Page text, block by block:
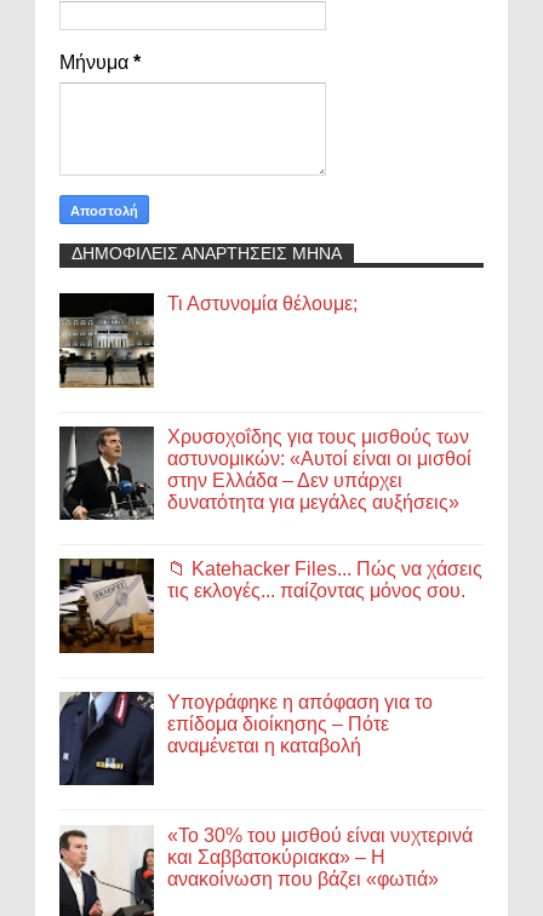
Μήνυμα *
ΔΗΜΟΦΙΛΕΙΣ ΑΝΑΡΤΗΣΕΙΣ ΜΗΝΑ
Τι Αστυνομία θέλουμε;
Χρυσοχοΐδης για τους μισθούς των
αστυνομικών: «Αυτοί είναι οι μισθοί
στην Ελλάδα – Δεν υπάρχει
δυνατότητα για μεγάλες αυξήσεις»
📁 Katehacker Files... Πώς να χάσεις
τις εκλογές... παίζοντας μόνος σου.
Υπογράφηκε η απόφαση για το
επίδομα διοίκησης – Πότε
αναμένεται η καταβολή
«Το 30% του μισθού είναι νυχτερινά
και Σαββατοκύριακα» – Η
ανακοίνωση που βάζει «φωτιά»